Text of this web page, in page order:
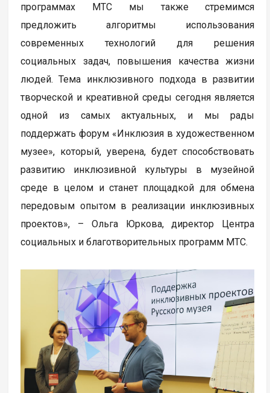
программах МТС мы также стремимся
предложить алгоритмы использования
современных технологий для решения
социальных задач, повышения качества жизни
людей. Тема инклюзивного подхода в развитии
творческой и креативной среды сегодня является
одной из самых актуальных, и мы рады
поддержать форум «Инклюзия в художественном
музее», который, уверена, будет способствовать
развитию инклюзивной культуры в музейной
среде в целом и станет площадкой для обмена
передовым опытом в реализации инклюзивных
проектов», – Ольга Юркова, директор Центра
социальных и благотворительных программ МТС.